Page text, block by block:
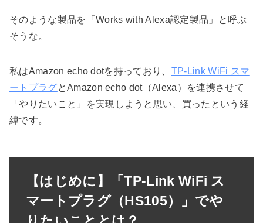
そのような製品を「Works with Alexa認定製品」と呼ぶ
そうな。
私はAmazon echo dotを持っており、 TP-Link WiFi スマ
ートプラグとAmazon echo dot（Alexa）を連携させて
「やりたいこと」を実現しようと思い、買ったという経
緯です。
【はじめに】「TP-Link WiFi ス
マートプラグ（HS105）」でや